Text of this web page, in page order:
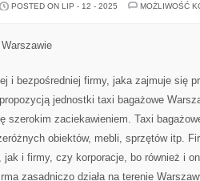
POSTED ON LIP - 12 - 2025
MOŻLIWOŚĆ
i bezpośredniej firmy, jaka zajmuje się
jednostki taxi bagażowe
szerokim zaciekawieniem. Taxi
obiektów, mebli, sprzętów itp.
jak i firmy, czy korporacje, bo również i
zasadniczo działa na terenie